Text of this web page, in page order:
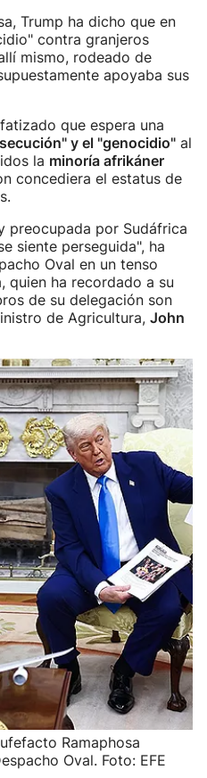
Trump ha dicho que en
contra granjeros
mismo, rodeado de
apoyaba sus
que espera una
y el "genocidio" al
la minoría afrikáner
concediera el estatus de
preocupada por Sudáfrica
siente perseguida", ha
Oval en un tenso
quien ha recordado a su
de su delegación son
de Agricultura, John
Ramaphosa
Oval. Foto: EFE